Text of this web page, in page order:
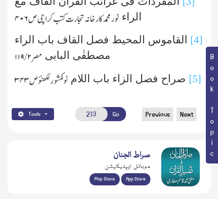
Book Topic
الراء نور محمد کارخانہ تجارت کتب کراچی ص۴۰۶
[4] القاموس المحیط فصل القاف باب الراء
مصطفٰی البابی مصر۲/ ۱۱۹
[5] صراح فصل الزاء باب اللام نولکشور لکھنؤ ص۳۴۳
Tools Go Previous Next
صراط الجنان
موبائل ایپلیکیشن
Play Store App Store